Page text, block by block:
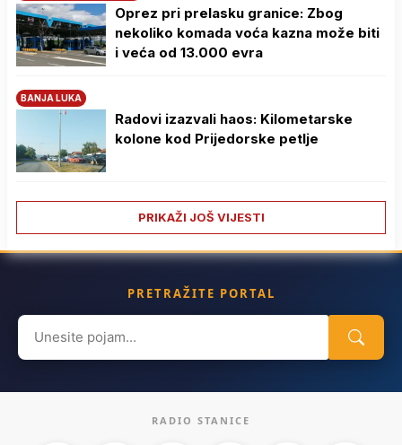
Oprez pri prelasku granice: Zbog
nekoliko komada voća kazna može biti
i veća od 13.000 evra
BANJA LUKA
Radovi izazvali haos: Kilometarske
kolone kod Prijedorske petlje
PRIKAŽI JOŠ VIJESTI
PRETRAŽITE PORTAL
Search
for:
RADIO STANICE